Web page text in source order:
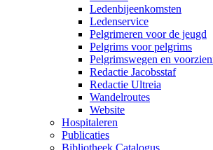
Ledenbijeenkomsten
Ledenservice
Pelgrimeren voor de jeugd
Pelgrims voor pelgrims
Pelgrimswegen en
Redactie Jacobsstaf
Redactie Ultreia
Wandelroutes
Website
Hospitaleren
Publicaties
Bibliotheek Catalogus